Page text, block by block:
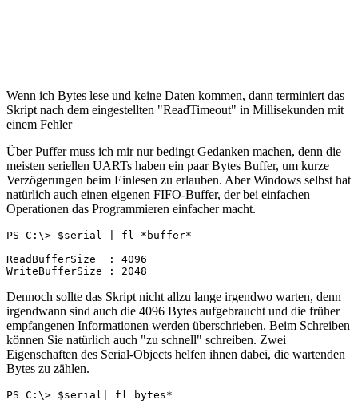
Wenn ich Bytes lese und keine Daten kommen, dann terminiert das
Skript nach dem eingestellten "ReadTimeout" in Millisekunden mit
einem Fehler
Über Puffer muss ich mir nur bedingt Gedanken machen, denn die
meisten seriellen UARTs haben ein paar Bytes Buffer, um kurze
Verzögerungen beim Einlesen zu erlauben. Aber Windows selbst hat
natürlich auch einen eigenen FIFO-Buffer, der bei einfachen
Operationen das Programmieren einfacher macht.
PS C:\> $serial | fl *buffer*
ReadBufferSize  : 4096
WriteBufferSize : 2048
Dennoch sollte das Skript nicht allzu lange irgendwo warten, denn
irgendwann sind auch die 4096 Bytes aufgebraucht und die früher
empfangenen Informationen werden überschrieben. Beim Schreiben
können Sie natürlich auch "zu schnell" schreiben. Zwei
Eigenschaften des Serial-Objects helfen ihnen dabei, die wartenden
Bytes zu zählen.
PS C:\> $serial| fl bytes*